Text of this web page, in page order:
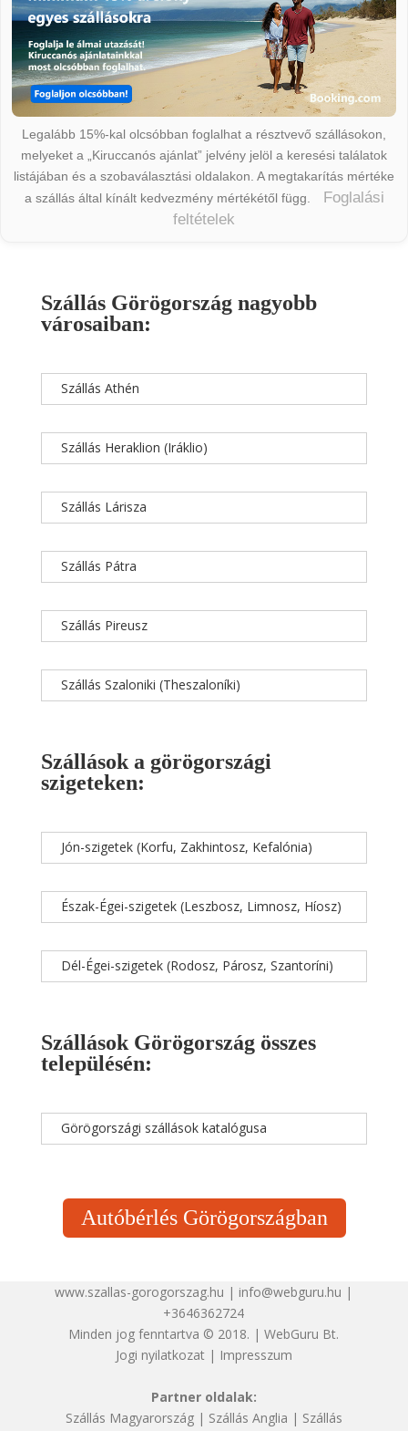
Legalább 15%-kal olcsóbban foglalhat a résztvevő szállásokon,
melyeket a „Kiruccanós ajánlat” jelvény jelöl a keresési találatok
listájában és a szobaválasztási oldalakon. A megtakarítás mértéke
a szállás által kínált kedvezmény mértékétől függ.
Foglalási
feltételek
Szállás Görögország nagyobb
városaiban:
Szállás Athén
Szállás Heraklion (Iráklio)
Szállás Lárisza
Szállás Pátra
Szállás Pireusz
Szállás Szaloniki (Theszaloníki)
Szállások a görögországi
szigeteken:
Jón-szigetek (Korfu, Zakhintosz, Kefalónia)
Észak-Égei-szigetek (Leszbosz, Limnosz, Híosz)
Dél-Égei-szigetek (Rodosz, Párosz, Szantoríni)
Szállások Görögország összes
településén:
Görögországi szállások katalógusa
Autóbérlés Görögországban
www.szallas-gorogorszag.hu | info@webguru.hu |
+3646362724
Minden jog fenntartva © 2018. | WebGuru Bt.
Jogi nyilatkozat| Impresszum
Partner oldalak:
Szállás Magyarország| Szállás Anglia | Szállás